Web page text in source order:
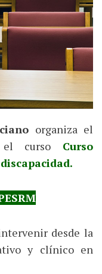
organiza el
curso Curso
desde la
y clínico en